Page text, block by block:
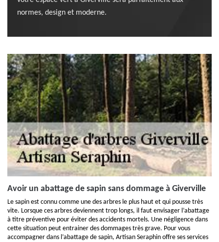
normes, design et moderne.
Avoir un abattage de sapin sans dommage à Giverville
Le sapin est connu comme une des arbres le plus haut et qui pousse très
vite. Lorsque ces arbres deviennent trop longs, il faut envisager l’abattage
à titre préventive pour éviter des accidents mortels. Une négligence dans
cette situation peut entrainer des dommages très grave. Pour vous
accompagner dans l’abattage de sapin, Artisan Seraphin offre ses services